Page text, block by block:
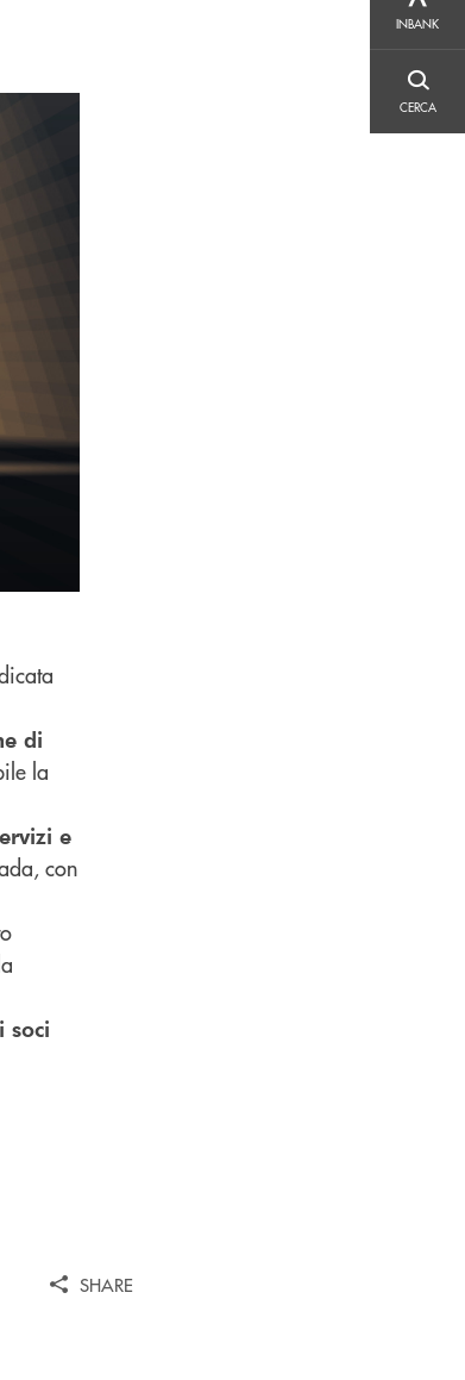
INBANK
CERCA
di
la
e
con
soci
SHARE